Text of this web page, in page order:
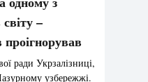
–
проігнорував
ради Укрзалізниці,
узбережжі.